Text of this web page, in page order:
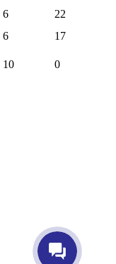
6
22
6 17
10 0